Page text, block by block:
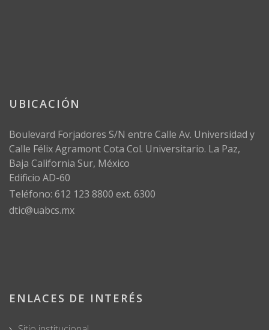
UBICACIÓN
Boulevard Forjadores S/N entre Calle Av. Universidad y
Calle Félix Agramont Cota Col. Universitario. La Paz,
Baja California Sur, México
Edificio AD-60
Teléfono: 612 123 8800 ext. 6300
dtic@uabcs.mx
ENLACES DE INTERÉS